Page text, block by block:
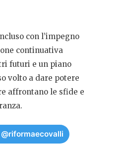
con l’impegno
continuativa
futuri e un piano
volto a dare potere
affrontano le sfide e